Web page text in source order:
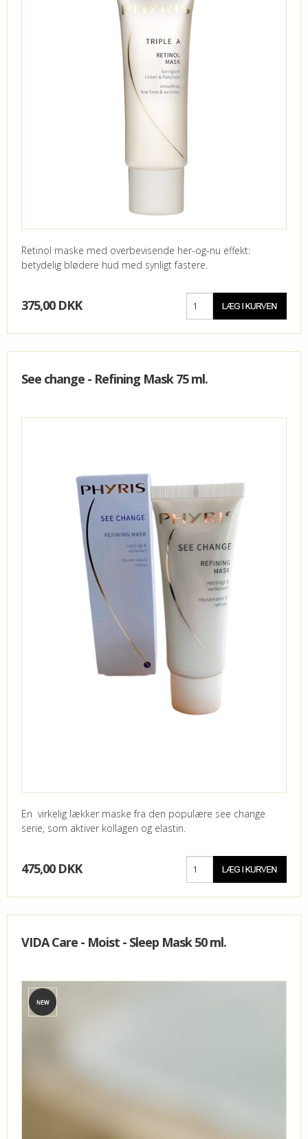
Retinol maske med overbevisende her-og-nu effekt:
betydelig blødere hud med synligt fastere.
375,00 DKK
See change - Refining Mask 75 ml.
En virkelig lækker maske fra den populære see change
serie, som aktiver kollagen og elastin.
475,00 DKK
VIDA Care - Moist - Sleep Mask 50 ml.